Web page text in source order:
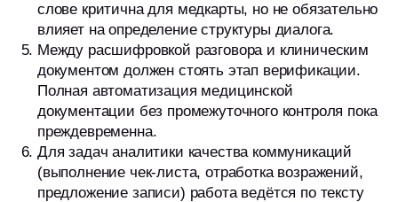
слове критична для медкарты, но не обязательно
влияет на определение структуры диалога.
Между расшифровкой разговора и клиническим
документом должен стоять этап верификации.
Полная автоматизация медицинской
документации без промежуточного контроля пока
преждевременна.
Для задач аналитики качества коммуникаций
(выполнение чек-листа, отработка возражений,
предложение записи) работа ведётся по тексту